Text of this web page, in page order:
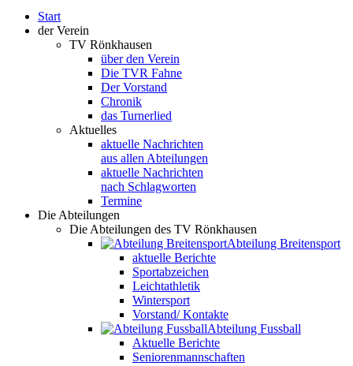
Start
der Verein
TV Rönkhausen
über den Verein
Die TVR Fahne
Der Vorstand
Chronik
das Turnerlied
Aktuelles
aktuelle Nachrichten
aus allen Abteilungen
aktuelle Nachrichten
nach Schlagworten
Termine
Die Abteilungen
Die Abteilungen des TV Rönkhausen
Abteilung Breitensport
aktuelle Berichte
Sportabzeichen
Leichtathletik
Wintersport
Vorstand/ Kontakte
Abteilung Fussball
Aktuelle Berichte
Seniorenmannschaften